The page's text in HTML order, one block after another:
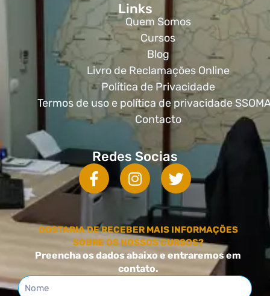
Links
Quem Somos
Cursos
Blog
Livro de Reclamações Online
Política de Privacidade
Termos de uso e política de privacidade
Contacto
Redes Socias
GOSTARIA DE RECEBER MAIS INFORMAÇÕES
SOBRE OS NOSSOS CURSOS?
Preencha os dados abaixo e entraremos em
contato.